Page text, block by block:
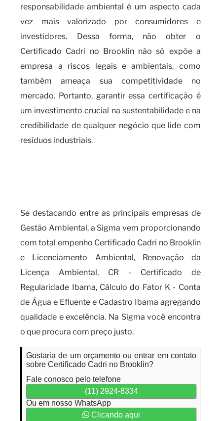
responsabilidade ambiental é um aspecto cada
vez mais valorizado por consumidores e
investidores. Dessa forma, não obter o
Certificado Cadri no Brooklin não só expõe a
empresa a riscos legais e ambientais, como
também ameaça sua competitividade no
mercado. Portanto, garantir essa certificação é
um investimento crucial na sustentabilidade e na
credibilidade de qualquer negócio que lide com
resíduos industriais.
Se destacando entre as principais empresas de
Gestão Ambiental, a Sigma vem proporcionando
com total empenho Certificado Cadri no Brooklin
e Licenciamento Ambiental, Renovação da
Licença Ambiental, CR - Certificado de
Regularidade Ibama, Cálculo do Fator K - Conta
de Água e Efluente e Cadastro Ibama agregando
qualidade e excelência. Na Sigma você encontra
o que procura com preço justo.
Gostaria de um orçamento ou entrar em contato
sobre Certificado Cadri no Brooklin?
Fale conosco pelo telefone
(11) 2924-8334
Ou em nosso WhatsApp
Clicando aqui